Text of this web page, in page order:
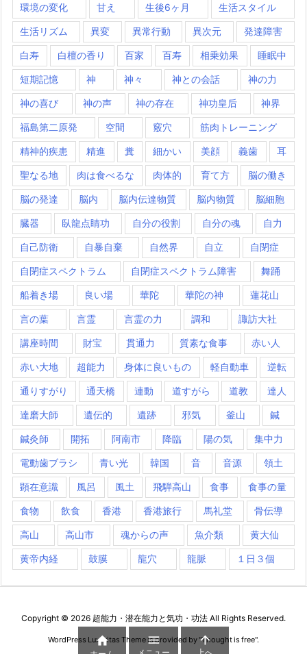
環境の変化 甘え 生後6ヶ月 生活スタイル
生活リズム 異変 異常行動 異次元 発達障害
白寿 白檀の香り 百家 百寿 相乗効果 睡眠中
短期記憶 神 神々 神との会話 神の力
神の喜び 神の声 神の存在 神功皇后 神界
福島第二原発 空間 竅穴 筋肉トレーニング
精神的疾患 精進 糞 細かい 美顔 義歯 耳
聖なる地 肉は食べるな 肉体的 育て方 脳の働き
脳の発達 脳内 脳内伝達物質 脳内物質 脳細胞
臓器 臥龍点睛功 自分の役割 自分の魂 自力
自己防衛 自暴自棄 自然界 自立 自閉症
自閉症スペクトラム 自閉症スペクトラム障害 舞踊
船着き場 良い場 華陀 華陀の神 蓮花山
言の葉 言霊 言霊の力 調和 諏訪大社
講座時間 財宝 貫通力 質素な食事 赤い人
赤い大地 超能力 身体に良いもの 軽自動車 逆転
通りすがり 通天橋 連動 道すがら 道教 達人
達磨大師 遺伝的 遺跡 邪気 釜山 鍼
鍼灸師 開拓 阿南市 降臨 陽の気 集中力
電動歯ブラシ 青い光 韓国 音 音源 領土
顕在意識 風呂 風土 飛騨高山 食事 食事の量
食物 飲食 香港 香港旅行 馬礼堂 骨伝導
高山 高山市 魂からの声 魚介類 黄大仙
黄帝内経 鼓膜 龍穴 龍脈 １日３個
Copyright © 2026 超能力・潜在能力と気功・功法 All Rights Reserved.
WordPress Luxeritas Theme is provided by "Thought is free".
 
メニュー

上へ